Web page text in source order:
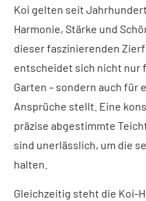
Koi gelten seit
Harmonie, Stärke und
dieser faszinierenden
entscheidet sich nicht nur
Garten – sondern auch für
Ansprüche stellt. Eine
präzise abgestimmte
sind unerlässlich, um die
halten.
Gleichzeitig steht die Koi-